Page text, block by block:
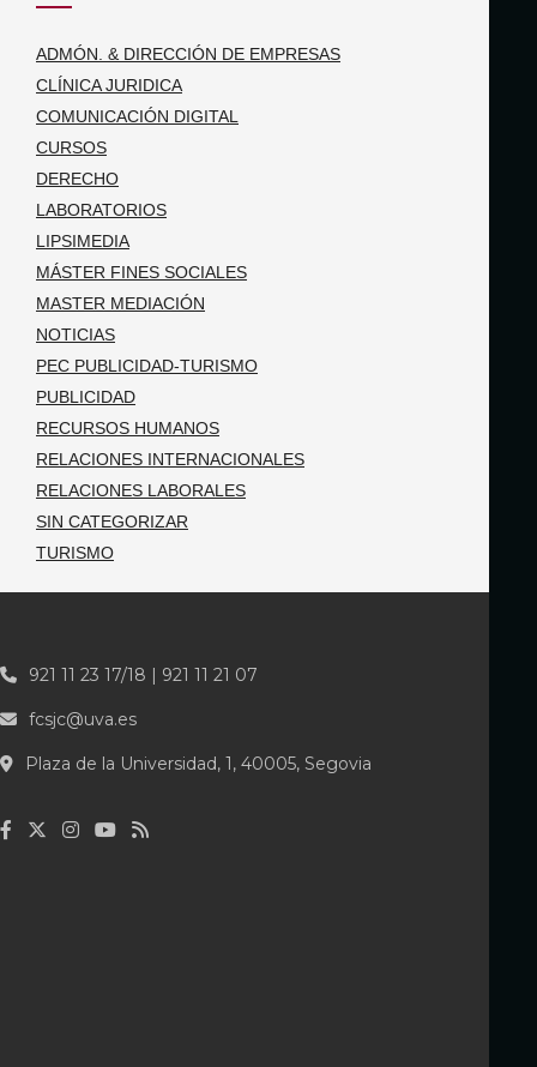
ADMÓN. & DIRECCIÓN DE EMPRESAS
CLÍNICA JURIDICA
COMUNICACIÓN DIGITAL
CURSOS
DERECHO
LABORATORIOS
LIPSIMEDIA
MÁSTER FINES SOCIALES
MASTER MEDIACIÓN
NOTICIAS
PEC PUBLICIDAD-TURISMO
PUBLICIDAD
RECURSOS HUMANOS
RELACIONES INTERNACIONALES
RELACIONES LABORALES
SIN CATEGORIZAR
TURISMO
921 11 23 17/18 | 921 11 21 07
fcsjc@uva.es
Plaza de la Universidad, 1, 40005, Segovia